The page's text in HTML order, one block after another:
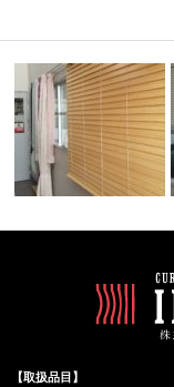
NO.0006 バンブーブラ
【取扱品目】